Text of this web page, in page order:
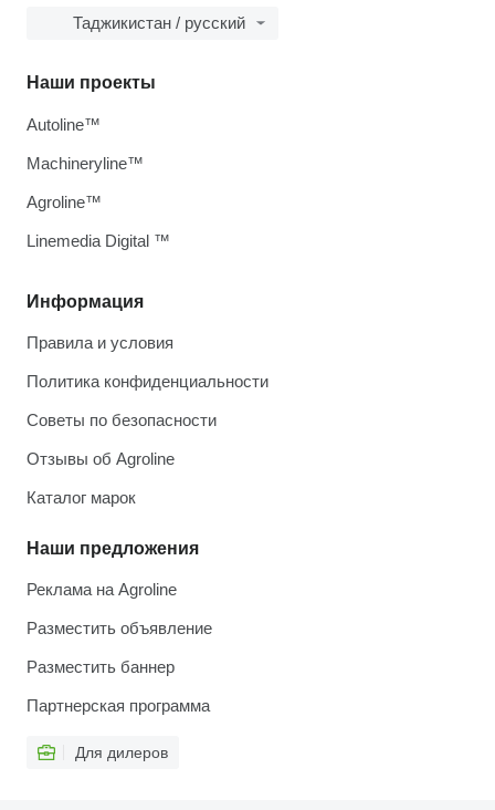
Таджикистан / русский
Информация
Правила и условия
Политика конфиденциальности
Советы по безопасности
Отзывы об Agroline
Каталог марок
Наши предложения
Реклама на Agroline
Разместить объявление
Разместить баннер
Партнерская программа
Для дилеров
Наши проекты
Autoline™
Machineryline™
Agroline™
Linemedia Digital ™